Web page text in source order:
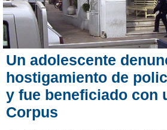
Un adolescente
hostigamiento de
y fue beneficiado con
Corpus